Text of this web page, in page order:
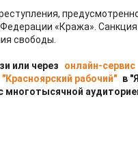
«Кража».
свободы.
или через
онлайн-сервис
"Красноярский рабочий" в
многотысячной